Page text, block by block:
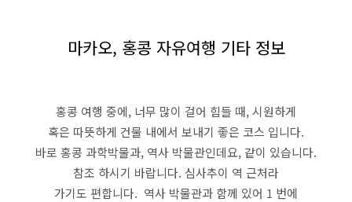
마카오, 홍콩 자유여행 기타 정보
홍콩 여행 중에, 너무 많이 걸어 힘들 때, 시원하게
혹은 따뜻하게 건물 내에서 보내기 좋은 코스 입니다.
바로 홍콩 과학박물과, 역사 박물관인데요, 같이 있습니다.
참조 하시기 바랍니다. 심사추이 역 근처라
가기도 편합니다. 역사 박물관과 함께 있어 1 번에